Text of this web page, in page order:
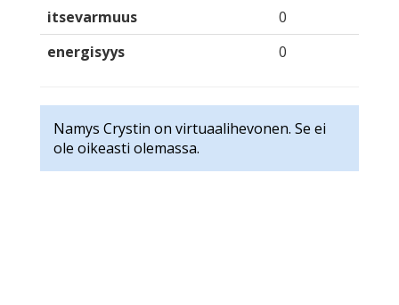
itsevarmuus
0
energisyys
0
Namys Crystin on virtuaalihevonen. Se ei
ole oikeasti olemassa.